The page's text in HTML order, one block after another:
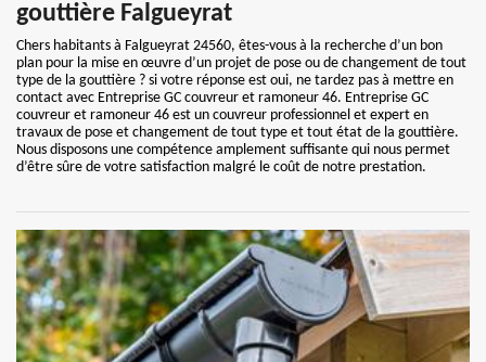
gouttière Falgueyrat
Chers habitants à Falgueyrat 24560, êtes-vous à la recherche d’un bon
plan pour la mise en œuvre d’un projet de pose ou de changement de tout
type de la gouttière ? si votre réponse est oui, ne tardez pas à mettre en
contact avec Entreprise GC couvreur et ramoneur 46. Entreprise GC
couvreur et ramoneur 46 est un couvreur professionnel et expert en
travaux de pose et changement de tout type et tout état de la gouttière.
Nous disposons une compétence amplement suffisante qui nous permet
d’être sûre de votre satisfaction malgré le coût de notre prestation.